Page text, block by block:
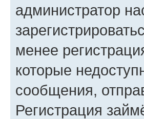
администратор
менее
которые
сообщения,
Регистрация